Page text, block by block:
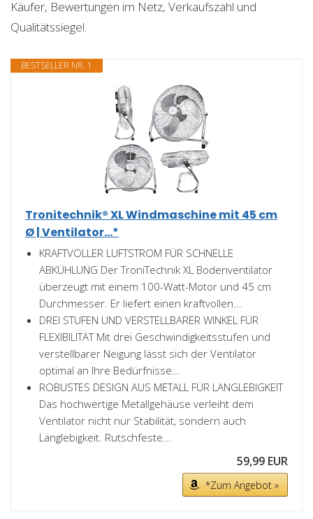
Käufer, Bewertungen im Netz, Verkaufszahl und
Qualitätssiegel.
BESTSELLER NR. 1
Tronitechnik® XL Windmaschine mit 45 cm
Ø | Ventilator...*
KRAFTVOLLER LUFTSTROM FÜR SCHNELLE
ABKÜHLUNG Der TroniTechnik XL Bodenventilator
überzeugt mit einem 100-Watt-Motor und 45 cm
Durchmesser. Er liefert einen kraftvollen...
DREI STUFEN UND VERSTELLBARER WINKEL FÜR
FLEXIBILITÄT Mit drei Geschwindigkeitsstufen und
verstellbarer Neigung lässt sich der Ventilator
optimal an Ihre Bedürfnisse...
ROBUSTES DESIGN AUS METALL FÜR LANGLEBIGKEIT
Das hochwertige Metallgehäuse verleiht dem
Ventilator nicht nur Stabilität, sondern auch
Langlebigkeit. Rutschfeste...
59,99 EUR
*Zum Angebot »